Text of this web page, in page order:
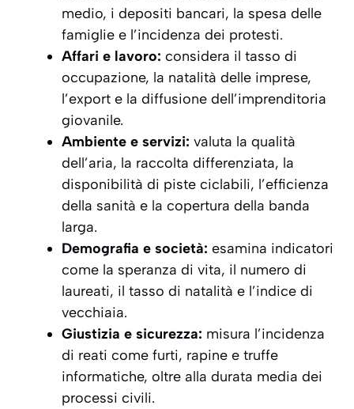
medio, i depositi bancari, la spesa delle
famiglie e l’incidenza dei protesti.
Affari e lavoro: considera il tasso di
occupazione, la natalità delle imprese,
l’export e la diffusione dell’imprenditoria
giovanile.
Ambiente e servizi: valuta la qualità
dell’aria, la raccolta differenziata, la
disponibilità di piste ciclabili, l’efficienza
della sanità e la copertura della banda
larga.
Demografia e società: esamina indicatori
come la speranza di vita, il numero di
laureati, il tasso di natalità e l’indice di
vecchiaia.
Giustizia e sicurezza: misura l’incidenza
di reati come furti, rapine e truffe
informatiche, oltre alla durata media dei
processi civili.